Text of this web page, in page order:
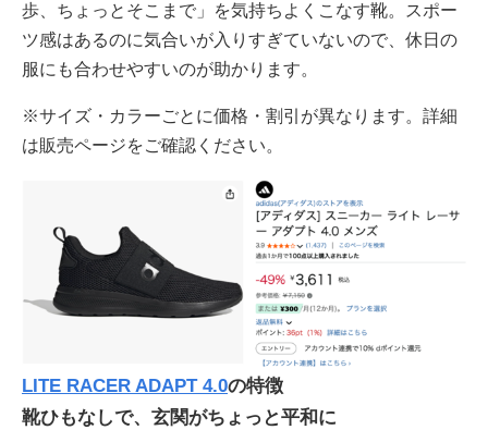
歩、ちょっとそこまで」を気持ちよくこなす靴。スポー
ツ感はあるのに気合いが入りすぎていないので、休日の
服にも合わせやすいのが助かります。
※サイズ・カラーごとに価格・割引が異なります。詳細
は販売ページをご確認ください。
LITE RACER ADAPT 4.0の特徴
靴ひもなしで、玄関がちょっと平和に